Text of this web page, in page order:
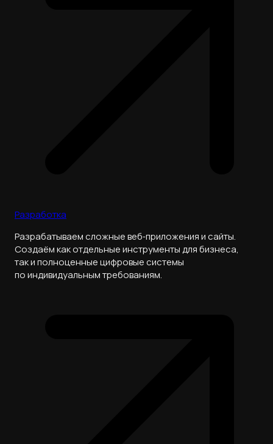
Разработка
Разрабатываем сложные веб‑приложения и сайты.
Создаём как отдельные инструменты для бизнеса,
так и полноценные цифровые системы
по индивидуальным требованиям.